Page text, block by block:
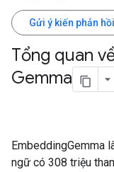
Gửi ý kiến phản hồi
Tổng quan
Gemma
EmbeddingGemma
ngữ có 308 triệu